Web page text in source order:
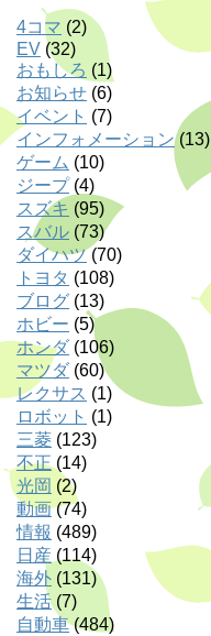
4コマ (2)
EV (32)
おもしろ (1)
お知らせ (6)
イベント (7)
インフォメーション(13)
ゲーム (10)
ジープ(4)
スズキ (95)
スバル (73)
ダイハツ(70)
トヨタ (108)
ブログ (13)
ホビー (5)
ホンダ (106)
マツダ (60)
レクサス (1)
ロボット (1)
三菱 (123)
不正(14)
光岡 (2)
動画(74)
情報 (489)
日産 (114)
海外 (131)
生活 (7)
自動車(484)